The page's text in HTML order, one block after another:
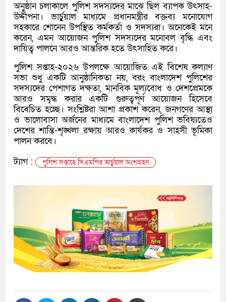
অনুষ্ঠান চলাকালে পুলিশ সদস্যদের মাঝে ছিল ব্যাপক উৎসাহ-
উদ্দীপনা। ভার্চুয়াল মাধ্যমে প্রধানমন্ত্রীর বক্তব্য মনোযোগ
সহকারে শোনেন উপস্থিত কর্মকর্তা ও সদস্যরা। অনেকেই মনে
করেন, এমন আয়োজন পুলিশ সদস্যদের মনোবল বৃদ্ধি এবং
দায়িত্ব পালনে আরও আন্তরিক হতে উৎসাহিত করে।
পুলিশ সপ্তাহ-২০২৬ উপলক্ষে আয়োজিত এই বিশেষ কল্যাণ
সভা শুধু একটি আনুষ্ঠানিকতা নয়, বরং বাংলাদেশ পুলিশের
সদস্যদের পেশাগত দক্ষতা, মানবিক মূল্যবোধ ও দেশপ্রেমকে
আরও সমৃদ্ধ করার একটি গুরুত্বপূর্ণ আয়োজন হিসেবে
বিবেচিত হচ্ছে। সংশ্লিষ্টরা আশা প্রকাশ করেন, জনগণের আস্থা
ও ভালোবাসা অর্জনের মাধ্যমে বাংলাদেশ পুলিশ ভবিষ্যতেও
দেশের শান্তি-শৃঙ্খলা রক্ষায় আরও কার্যকর ও সাহসী ভূমিকা
পালন করবে।
ট্যাগ :
পুলিশ সপ্তাহে সিএমপির ভার্চুয়াল অংশগ্রহণ